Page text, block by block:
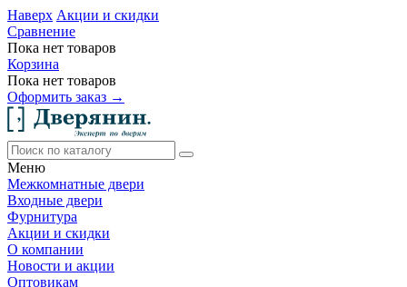
Наверх Акции и скидки
Сравнение
Пока нет товаров
Корзина
Пока нет товаров
Оформить заказ →
Меню
Межкомнатные двери
Входные двери
Фурнитура
Акции и скидки
О компании
Новости и акции
Оптовикам